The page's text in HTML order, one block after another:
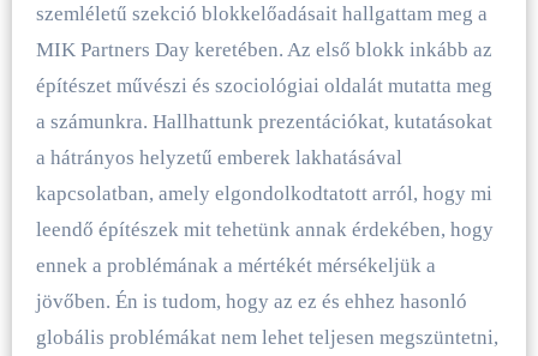
szemléletű szekció blokkelőadásait hallgattam meg a
MIK Partners Day keretében. Az első blokk inkább az
építészet művészi és szociológiai oldalát mutatta meg
a számunkra. Hallhattunk prezentációkat, kutatásokat
a hátrányos helyzetű emberek lakhatásával
kapcsolatban, amely elgondolkodtatott arról, hogy mi
leendő építészek mit tehetünk annak érdekében, hogy
ennek a problémának a mértékét mérsékeljük a
jövőben. Én is tudom, hogy az ez és ehhez hasonló
globális problémákat nem lehet teljesen megszüntetni,